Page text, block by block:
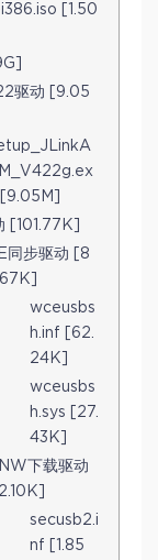
[1.50
驱动 [9.05
[101.77K]
同步驱动 [8
wceusbs
h.inf [62.
24K]
wceusbs
h.sys [27.
43K]
下载驱动
secusb2.i
nf [1.85